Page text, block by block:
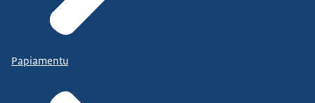
Papiamentu